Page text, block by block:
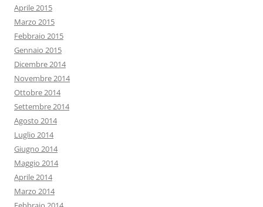
Aprile 2015
Marzo 2015
Febbraio 2015
Gennaio 2015
Dicembre 2014
Novembre 2014
Ottobre 2014
Settembre 2014
Agosto 2014
Luglio 2014
Giugno 2014
Maggio 2014
Aprile 2014
Marzo 2014